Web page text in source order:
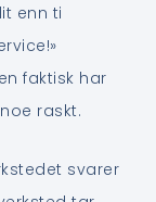
enn ti
faktisk har
raskt.
svarer